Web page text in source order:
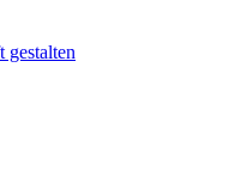
gestalten